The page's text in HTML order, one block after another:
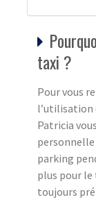
taxi ?
Pour vous
l’utilisation
Patricia
personnelle
parking
plus pour
toujours